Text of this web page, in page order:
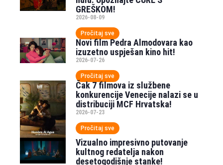
GREŠKOM!
2026-08-09
Pročitaj sve
Novi film Pedra Almodovara kao
izuzetno uspješan kino hit!
2026-07-26
Pročitaj sve
Čak 7 filmova iz službene
konkurencije Venecije nalazi se u
distribuciji MCF Hrvatska!
2026-07-23
Pročitaj sve
Vizualno impresivno putovanje
kultnog redatelja nakon
desetogodišnje stanke!